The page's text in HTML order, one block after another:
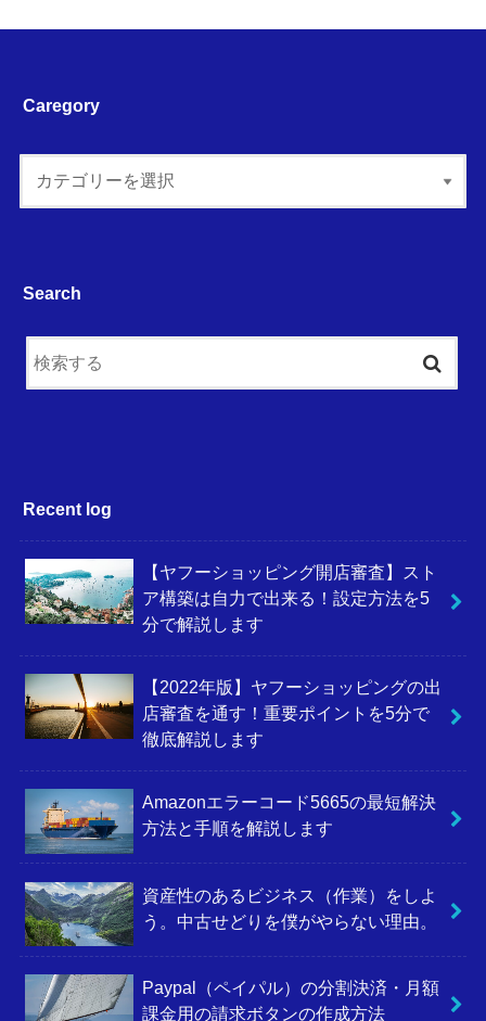
Caregory
Search
Recent log
【ヤフーショッピング開店審査】スト
ア構築は自力で出来る！設定方法を5
分で解説します
【2022年版】ヤフーショッピングの出
店審査を通す！重要ポイントを5分で
徹底解説します
Amazonエラーコード5665の最短解決
方法と手順を解説します
資産性のあるビジネス（作業）をしよ
う。中古せどりを僕がやらない理由。
Paypal（ペイパル）の分割決済・月額
課金用の請求ボタンの作成方法